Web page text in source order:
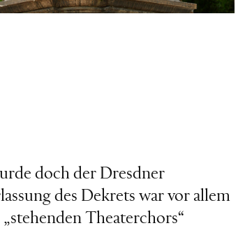
doch der Dresdner
des Dekrets war vor allem
Theaterchors“